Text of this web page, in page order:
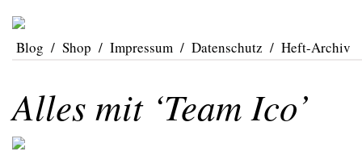
Blog / Shop / Impressum / Datenschutz / Heft-Archiv
Alles mit ‘Team Ico’